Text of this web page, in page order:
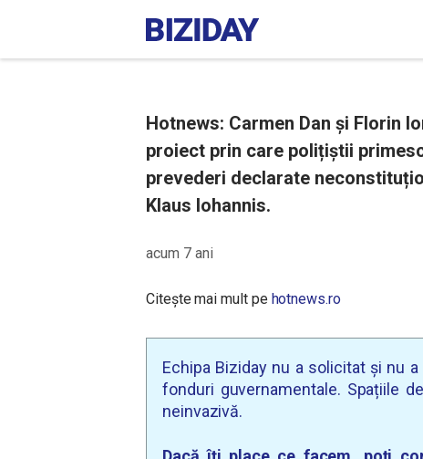
Hotnews: Carmen Dan și Florin
proiect prin care polițiștii
prevederi declarate
Klaus Iohannis.
acum 7 ani
Citește mai mult pe hotnews.ro
Echipa Biziday nu a solicitat și nu
fonduri guvernamentale. Spațiile
neinvazivă.